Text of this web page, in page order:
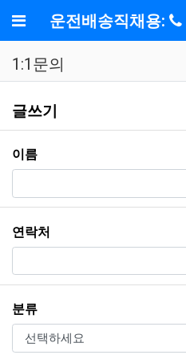
메뉴운전배송직채용:
1:1문의
1:1문의 글쓰기
글쓰기
이름필수
연락처
분류필수